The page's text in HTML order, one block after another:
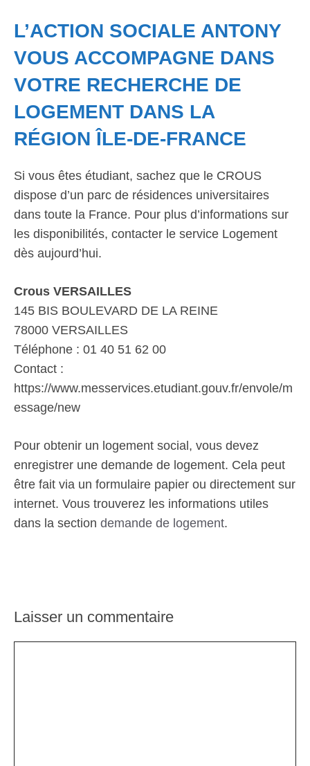
L’ACTION SOCIALE ANTONY
VOUS ACCOMPAGNE DANS
VOTRE RECHERCHE DE
LOGEMENT DANS LA
RÉGION ÎLE-DE-FRANCE
Si vous êtes étudiant, sachez que le CROUS
dispose d’un parc de résidences universitaires
dans toute la France. Pour plus d’informations sur
les disponibilités, contacter le service Logement
dès aujourd’hui.
Crous VERSAILLES
145 BIS BOULEVARD DE LA REINE
78000 VERSAILLES
Téléphone : 01 40 51 62 00
Contact :
https://www.messervices.etudiant.gouv.fr/envole/m
essage/new
Pour obtenir un logement social, vous devez
enregistrer une demande de logement. Cela peut
être fait via un formulaire papier ou directement sur
internet. Vous trouverez les informations utiles
dans la section demande de logement.
Laisser un commentaire